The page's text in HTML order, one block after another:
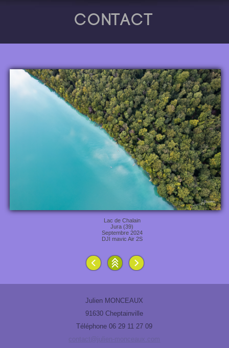
Contact
Lac de Chalain
Jura (39)
Septembre 2024
DJI mavic Air 2S
Julien MONCEAUX
91630 Cheptainville
Téléphone 06 29 11 27 09
contact@julien-monceaux.com